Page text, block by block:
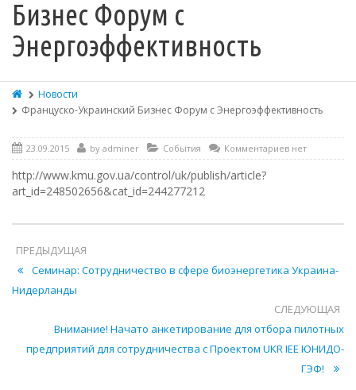
Бизнес Форум с
Энергоэффективность
Новости
Француско-Украинский Бизнес Форум с Энергоэффективность
23.09.2015 by adminer События Комментариев нет
http://www.kmu.gov.ua/control/uk/publish/article?
art_id=248502656&cat_id=244277212
ПРЕДЫДУЩАЯ
Семинар: Сотрудничество в сфере биоэнергетика Украина-
Нидерланды
СЛЕДУЮЩАЯ
Внимание! Начато анкетирование для отбора пилотных
предприятий для сотрудничества с Проектом UKR IEE ЮНИДО-
ГЭФ!